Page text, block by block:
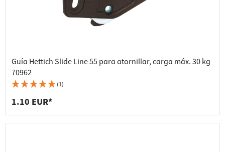
Guía Hettich Slide Line 55 para atornillar, carga máx. 30 kg
70962
(1)
1.10 EUR*